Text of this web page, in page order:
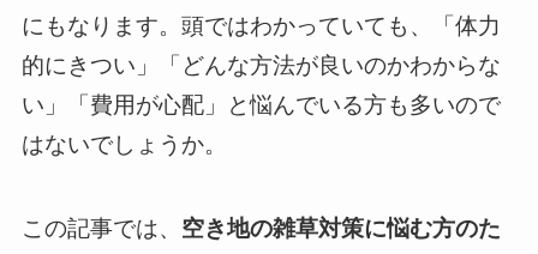
にもなります。頭ではわかっていても、「体力
的にきつい」「どんな方法が良いのかわからな
い」「費用が心配」と悩んでいる方も多いので
はないでしょうか。
この記事では、 空き地の雑草対策に悩む方のた